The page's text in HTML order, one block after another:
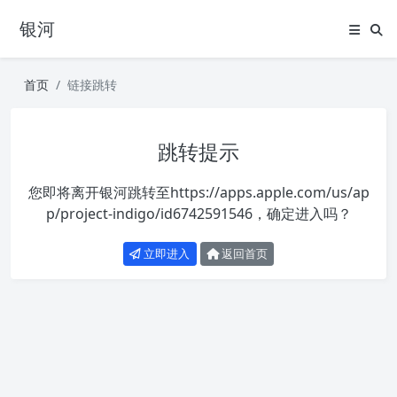
银河
首页 链接跳转
跳转提示
您即将离开银河跳转至https://apps.apple.com/us/ap
p/project-indigo/id6742591546，确定进入吗？
立即进入 返回首页